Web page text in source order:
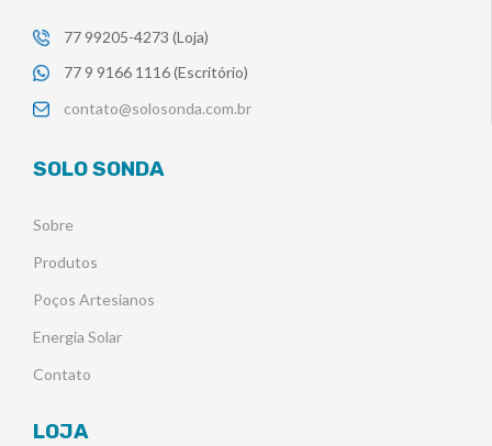
77 99205-4273 (Loja)
77 9 9166 1116 (Escritório)
contato@solosonda.com.br
SOLO SONDA
Sobre
Produtos
Poços Artesianos
Energia Solar
Contato
LOJA